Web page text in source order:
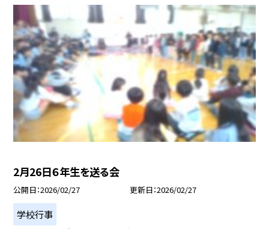
2月26日６年生を送る会
公開日 2026/02/27 更新日 2026/02/27
学校行事